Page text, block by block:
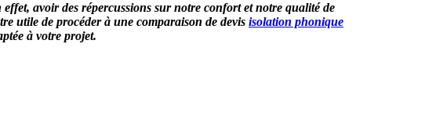
avoir des répercussions sur notre confort et notre qualité de
utile de procéder à une comparaison de devis isolation phonique
à votre projet.